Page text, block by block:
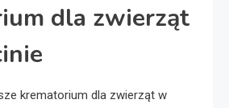
dla zwierząt
krematorium dla zwierząt w